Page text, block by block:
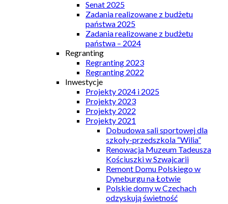
Senat 2025
Zadania realizowane z budżetu
państwa 2025
Zadania realizowane z budżetu
państwa – 2024
Regranting
Regranting 2023
Regranting 2022
Inwestycje
Projekty 2024 i 2025
Projekty 2023
Projekty 2022
Projekty 2021
Dobudowa sali sportowej dla
szkoły-przedszkola “Wilia”
Renowacja Muzeum Tadeusza
Kościuszki w Szwajcarii
Remont Domu Polskiego w
Dyneburgu na Łotwie
Polskie domy w Czechach
odzyskują świetność